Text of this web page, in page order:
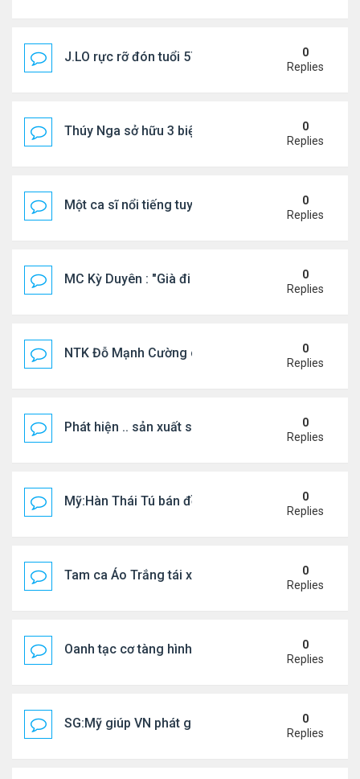
J.LO rực rỡ đón tuổi 57 trên đất Âu
0
Replies
Thúy Nga sở hữu 3 biệt thự triệu USD ở Mỹ
0
Replies
Một ca sĩ nổi tiếng tuyên bố không thu tiền tác
0
Replies
MC Kỳ Duyên : "Già đi cũng là một đặc ân"
0
Replies
NTK Đỗ Mạnh Cường chi 100 triệu đồng thuê...
0
Replies
Phát hiện .. sản xuất sữa 'pha bột giặt'
0
Replies
Mỹ:Hàn Thái Tú bán đồ ăn online mưu sinh
0
Replies
Tam ca Áo Trắng tái xuất trên sân khấu
0
Replies
Oanh tạc cơ tàng hình đáng sợ nhất thế giới
0
Replies
SG:Mỹ giúp VN phát giác xưởng sản xuất giày
0
Replies